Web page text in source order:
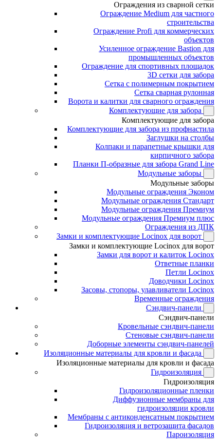
Ограждения из сварной сетки
Ограждение Medium для частного
строительства
Ограждение Profi для коммерческих
объектов
Усиленное ограждение Bastion для
промышленных объектов
Ограждение для спортивных площадок
3D сетки для забора
Сетка с полимерным покрытием
Сетка сварная рулонная
Ворота и калитки для сварного ограждения
Комплектующие для забора
Комплектующие для забора
Комплектующие для забора из профнастила
Заглушки на столбы
Колпаки и парапетные крышки для
кирпичного забора
Планки П-образные для забора Grand Line
Модульные заборы
Модульные заборы
Модульные ограждения Эконом
Модульные ограждения Стандарт
Модульные ограждения Премиум
Модульные ограждения Премиум плюс
Ограждения из ДПК
Замки и комплектующие Locinox для ворот
Замки и комплектующие Locinox для ворот
Замки для ворот и калиток Locinox
Ответные планки
Петли Locinox
Доводчики Locinox
Засовы, стопоры, улавливатели Locinox
Временные ограждения
Сэндвич-панели
Сэндвич-панели
Кровельные сэндвич-панели
Стеновые сэндвич-панели
Доборные элементы сэндвич-панелей
Изоляционные материалы для кровли и фасада
Изоляционные материалы для кровли и фасада
Гидроизоляция
Гидроизоляция
Гидроизоляционные пленки
Диффузионные мембраны для
гидроизоляции кровли
Мембраны с антиконденсатным покрытием
Гидроизоляция и ветрозащита фасадов
Пароизоляция